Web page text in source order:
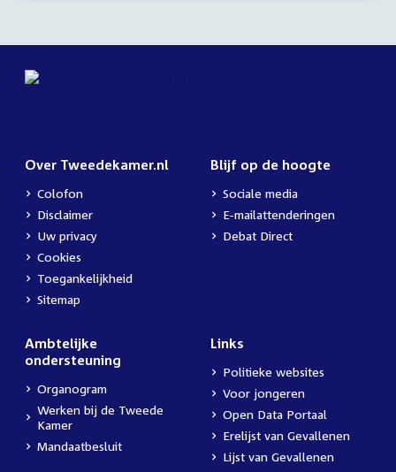
Over Tweedekamer.nl
Colofon
Disclaimer
Uw privacy
Cookies
Toegankelijkheid
Sitemap
Blijf op de hoogte
Sociale media
E-mailattenderingen
Debat Direct
Ambtelijke
ondersteuning
Organogram
Werken bij de Tweede
Kamer
Mandaatbesluit
Links
Politieke websites
Voor jongeren
Open Data Portaal
Erelijst van Gevallenen
Lijst van Gevallenen